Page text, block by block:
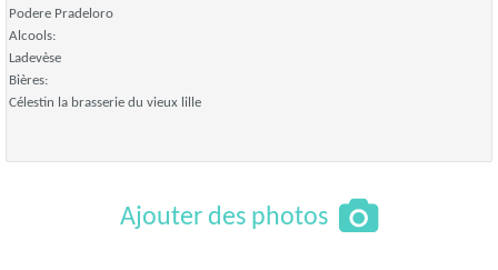
Podere Pradeloro
Alcools:
Ladevèse
Bières:
Célestin la brasserie du vieux lille
Ajouter des photos